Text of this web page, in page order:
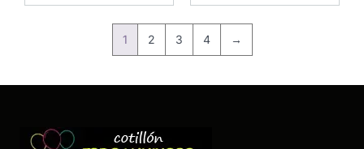
1 2 3 4 →